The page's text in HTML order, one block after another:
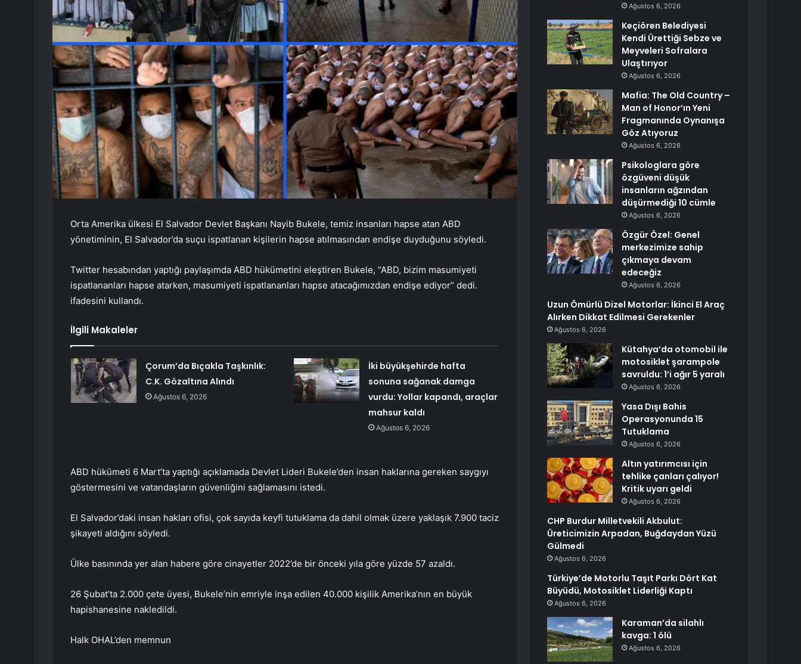
Orta Amerika ülkesi El Salvador Devlet Başkanı Nayib Bukele, temiz insanları hapse atan ABD
yönetiminin, El Salvador’da suçu ispatlanan kişilerin hapse atılmasından endişe duyduğunu söyledi.
Twitter hesabından yaptığı paylaşımda ABD hükümetini eleştiren Bukele, “ABD, bizim masumiyeti
ispatlananları hapse atarken, masumiyeti ispatlananları hapse atacağımızdan endişe ediyor” dedi.
ifadesini kullandı.
İlgili Makaleler
Çorum’da Bıçakla Taşkınlık:
C.K. Gözaltına Alındı
Ağustos 6, 2026
İki büyükşehirde hafta
sonuna sağanak damga
vurdu: Yollar kapandı, araçlar
mahsur kaldı
Ağustos 6, 2026
ABD hükümeti 6 Mart’ta yaptığı açıklamada Devlet Lideri Bukele’den insan haklarına gereken saygıyı
göstermesini ve vatandaşların güvenliğini sağlamasını istedi.
El Salvador’daki insan hakları ofisi, çok sayıda keyfi tutuklama da dahil olmak üzere yaklaşık 7.900 taciz
şikayeti aldığını söyledi.
Ülke basınında yer alan habere göre cinayetler 2022’de bir önceki yıla göre yüzde 57 azaldı.
26 Şubat’ta 2.000 çete üyesi, Bukele’nin emriyle inşa edilen 40.000 kişilik Amerika’nın en büyük
hapishanesine nakledildi.
Halk OHAL’den memnun
Ağustos 6, 2026
Keçiören Belediyesi
Kendi Ürettiği Sebze ve
Meyveleri Sofralara
Ulaştırıyor
Ağustos 6, 2026
Mafia: The Old Country –
Man of Honor’ın Yeni
Fragmanında Oynanışa
Göz Atıyoruz
Ağustos 6, 2026
Psikologlara göre
özgüveni düşük
insanların ağzından
düşürmediği 10 cümle
Ağustos 6, 2026
Özgür Özel: Genel
merkezimize sahip
çıkmaya devam
edeceğiz
Ağustos 6, 2026
Uzun Ömürlü Dizel Motorlar: İkinci El Araç
Alırken Dikkat Edilmesi Gerekenler
Ağustos 6, 2026
Kütahya’da otomobil ile
motosiklet şarampole
savruldu: 1’i ağır 5 yaralı
Ağustos 6, 2026
Yasa Dışı Bahis
Operasyonunda 15
Tutuklama
Ağustos 6, 2026
Altın yatırımcısı için
tehlike çanları çalıyor!
Kritik uyarı geldi
Ağustos 6, 2026
CHP Burdur Milletvekili Akbulut:
Üreticimizin Arpadan, Buğdaydan Yüzü
Gülmedi
Ağustos 6, 2026
Türkiye’de Motorlu Taşıt Parkı Dört Kat
Büyüdü, Motosiklet Liderliği Kaptı
Ağustos 6, 2026
Karaman’da silahlı
kavga: 1 ölü
Ağustos 6, 2026